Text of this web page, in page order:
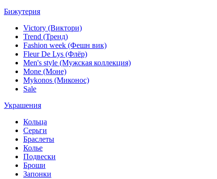
Бижутерия
Victory (Виктори)
Trend (Тренд)
Fashion week (Фешн вик)
Fleur De Lys (Флёр)
Men's style (Мужская коллекция)
Mone (Моне)
Mykonos (Миконос)
Sale
Украшения
Кольца
Серьги
Браслеты
Колье
Подвески
Броши
Запонки